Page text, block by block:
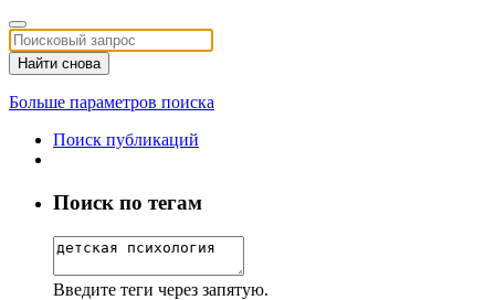
Найти снова
Больше параметров поиска
Поиск публикаций
Поиск по тегам
Введите теги через запятую.